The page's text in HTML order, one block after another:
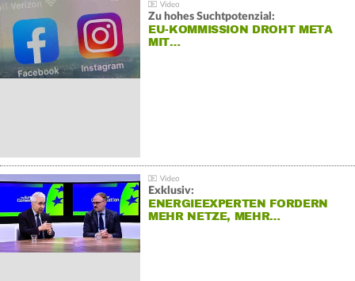
Zu hohes Suchtpotenzial:
EU-KOMMISSION DROHT META
MIT…
Exklusiv:
ENERGIEEXPERTEN FORDERN
MEHR NETZE, MEHR…